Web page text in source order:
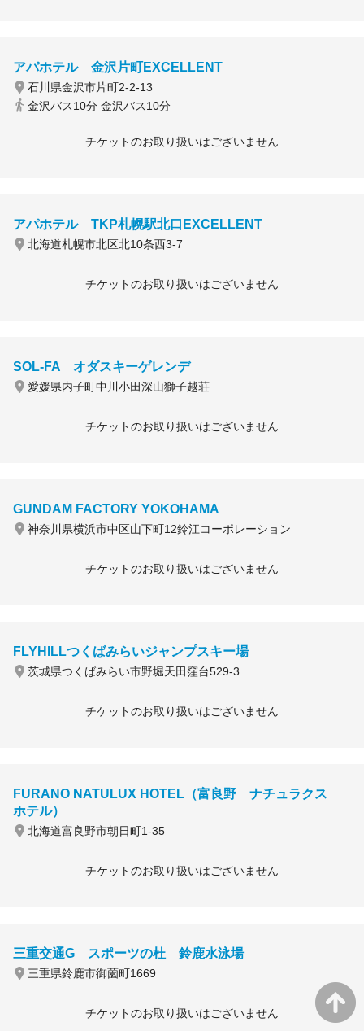
アパホテル 金沢片町EXCELLENT
石川県金沢市片町2-2-13
金沢バス10分 金沢バス10分
チケットのお取り扱いはございません
アパホテル TKP札幌駅北口EXCELLENT
北海道札幌市北区北10条西3-7
チケットのお取り扱いはございません
SOL-FA オダスキーゲレンデ
愛媛県内子町中川小田深山獅子越荘
チケットのお取り扱いはございません
GUNDAM FACTORY YOKOHAMA
神奈川県横浜市中区山下町12鈴江コーポレーション
チケットのお取り扱いはございません
FLYHILLつくばみらいジャンプスキー場
茨城県つくばみらい市野堀天田窪台529-3
チケットのお取り扱いはございません
FURANO NATULUX HOTEL（富良野 ナチュラクス
ホテル）
北海道富良野市朝日町1-35
チケットのお取り扱いはございません
三重交通G スポーツの杜 鈴鹿水泳場
三重県鈴鹿市御薗町1669
チケットのお取り扱いはございません